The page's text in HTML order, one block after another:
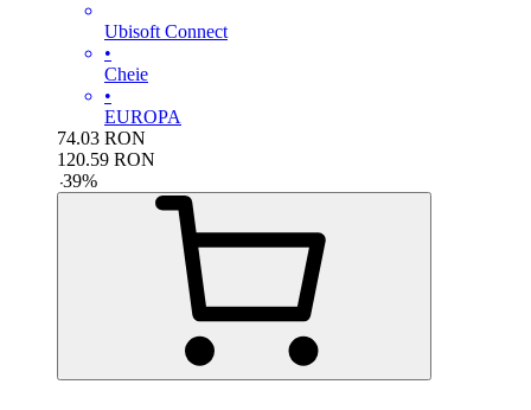
Ubisoft Connect
•
Cheie
•
EUROPA
74.03 RON
120.59 RON
-39%